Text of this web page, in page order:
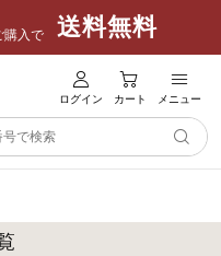
購入で
送料無料
ログイン カート メニュー